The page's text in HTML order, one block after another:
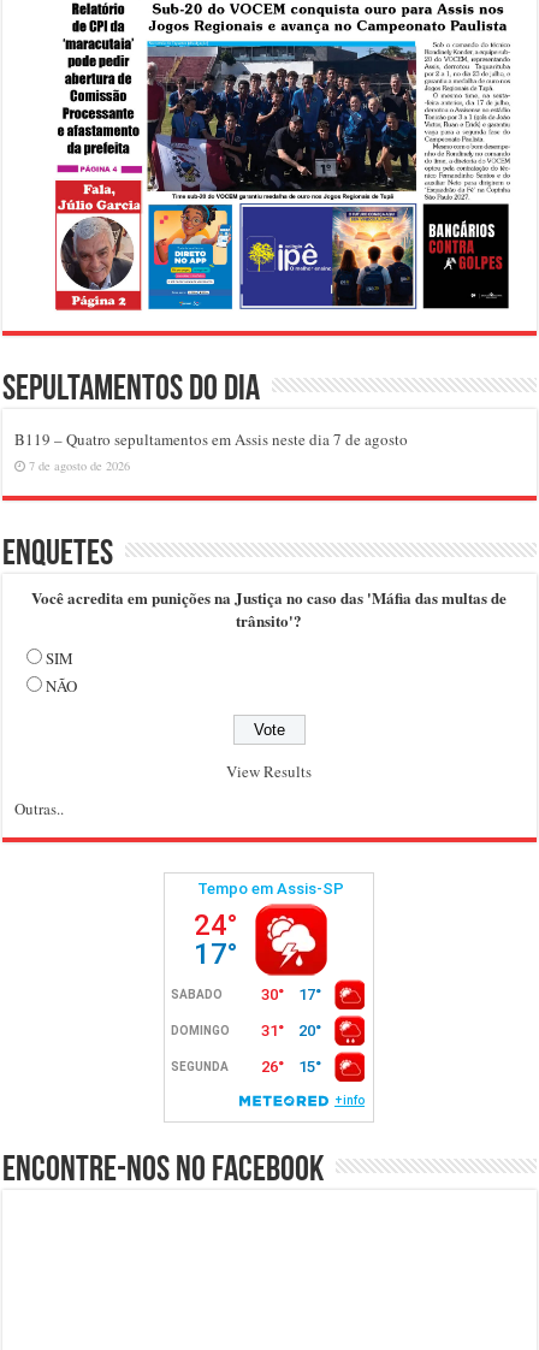
Sepultamentos do dia
B119 – Quatro sepultamentos em Assis neste dia 7 de agosto
7 de agosto de 2026
Enquetes
Você acredita em punições na Justiça no caso das 'Máfia das multas de
trânsito'?
SIM
NÃO
View Results
Outras..
Encontre-nos no Facebook